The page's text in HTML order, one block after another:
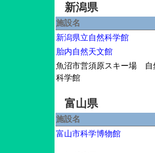
新潟県
施設名
新潟県立自然科学館
胎内自然天文館
魚沼市営須原スキー場 自
科学館
富山県
施設名
富山市科学博物館